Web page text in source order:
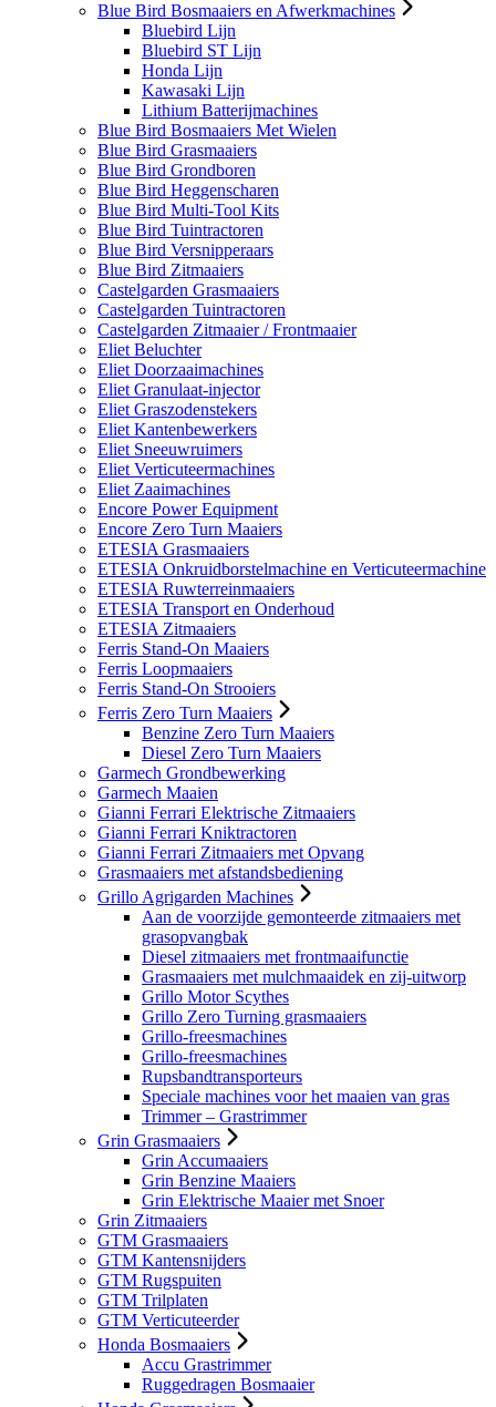
Blue Bird Bosmaaiers en Afwerkmachines
Bluebird Lijn
Bluebird ST Lijn
Honda Lijn
Kawasaki Lijn
Lithium Batterijmachines
Blue Bird Bosmaaiers Met Wielen
Blue Bird Grasmaaiers
Blue Bird Grondboren
Blue Bird Heggenscharen
Blue Bird Multi-Tool Kits
Blue Bird Tuintractoren
Blue Bird Versnipperaars
Blue Bird Zitmaaiers
Castelgarden Grasmaaiers
Castelgarden Tuintractoren
Castelgarden Zitmaaier / Frontmaaier
Eliet Beluchter
Eliet Doorzaaimachines
Eliet Granulaat-injector
Eliet Graszodenstekers
Eliet Kantenbewerkers
Eliet Sneeuwruimers
Eliet Verticuteermachines
Eliet Zaaimachines
Encore Power Equipment
Encore Zero Turn Maaiers
ETESIA Grasmaaiers
ETESIA Onkruidborstelmachine en Verticuteermachine
ETESIA Ruwterreinmaaiers
ETESIA Transport en Onderhoud
ETESIA Zitmaaiers
Ferris Stand-On Maaiers
Ferris Loopmaaiers
Ferris Stand-On Strooiers
Ferris Zero Turn Maaiers
Benzine Zero Turn Maaiers
Diesel Zero Turn Maaiers
Garmech Grondbewerking
Garmech Maaien
Gianni Ferrari Elektrische Zitmaaiers
Gianni Ferrari Kniktractoren
Gianni Ferrari Zitmaaiers met Opvang
Grasmaaiers met afstandsbediening
Grillo Agrigarden Machines
Aan de voorzijde gemonteerde zitmaaiers met
grasopvangbak
Diesel zitmaaiers met frontmaaifunctie
Grasmaaiers met mulchmaaidek en zij-uitworp
Grillo Motor Scythes
Grillo Zero Turning grasmaaiers
Grillo-freesmachines
Grillo-freesmachines
Rupsbandtransporteurs
Speciale machines voor het maaien van gras
Trimmer – Grastrimmer
Grin Grasmaaiers
Grin Accumaaiers
Grin Benzine Maaiers
Grin Elektrische Maaier met Snoer
Grin Zitmaaiers
GTM Grasmaaiers
GTM Kantensnijders
GTM Rugspuiten
GTM Trilplaten
GTM Verticuteerder
Honda Bosmaaiers
Accu Grastrimmer
Ruggedragen Bosmaaier